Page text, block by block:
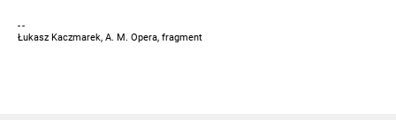
Łukasz Kaczmarek, A. M. Opera, fragment